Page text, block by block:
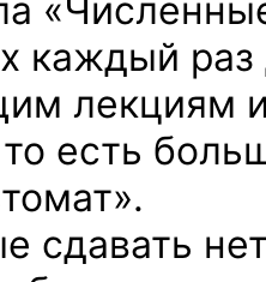
каждый раз
лекциям
есть
сдавать